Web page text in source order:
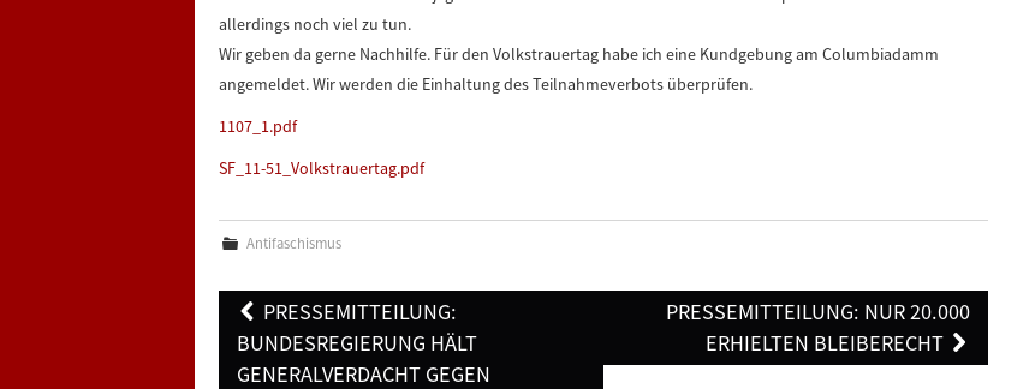
allerdings noch viel zu tun.
Wir geben da gerne Nachhilfe. Für den Volkstrauertag habe ich eine Kundgebung am Columbiadamm
angemeldet. Wir werden die Einhaltung des Teilnahmeverbots überprüfen.
1107_1.pdf
SF_11-51_Volkstrauertag.pdf
Antifaschismus
Post
navigation
PRESSEMITTEILUNG:
BUNDESREGIERUNG HÄLT
GENERALVERDACHT GEGEN
PRESSEMITTEILUNG: NUR 20.000
ERHIELTEN BLEIBERECHT